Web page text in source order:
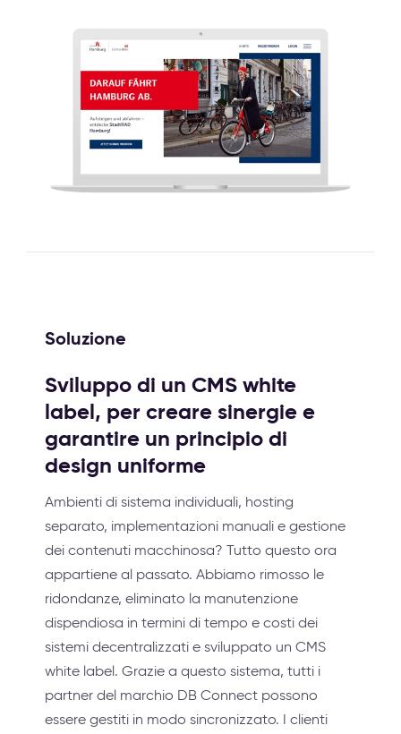
Soluzione
Sviluppo di un CMS white
label, per creare sinergie e
garantire un principio di
design uniforme
Ambienti di sistema individuali, hosting
separato, implementazioni manuali e gestione
dei contenuti macchinosa? Tutto questo ora
appartiene al passato. Abbiamo rimosso le
ridondanze, eliminato la manutenzione
dispendiosa in termini di tempo e costi dei
sistemi decentralizzati e sviluppato un CMS
white label. Grazie a questo sistema, tutti i
partner del marchio DB Connect possono
essere gestiti in modo sincronizzato. I clienti